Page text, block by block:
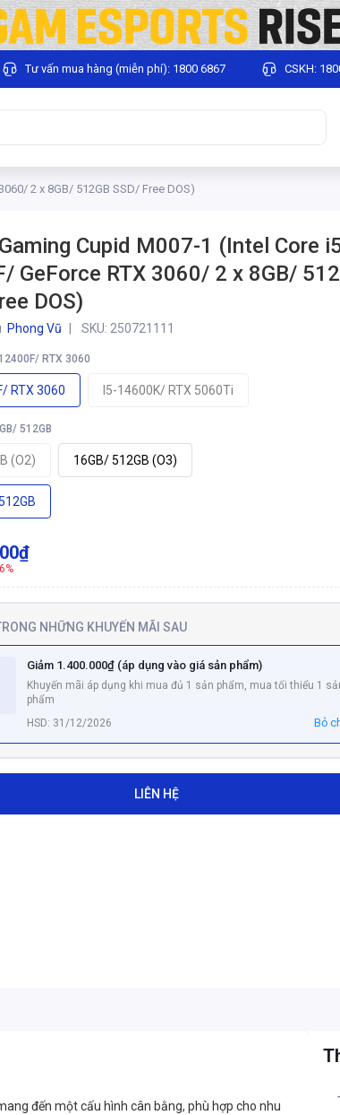
Tư vấn mua hàng (miễn phí): 1800 6867 CSKH:
2 x 8GB/ 512GB SSD/ Free DOS)
Cupid M007-1 (Intel Core
GeForce RTX 3060/ 2 x 8GB/
DOS)
Phong Vũ SKU: 250721111
RTX 3060
RTX 3060 I5-14600K/ RTX 5060Ti
512GB
(O2) 16GB/ 512GB (O3)
NHỮNG KHUYẾN MÃI SAU
Giảm 1.400.000₫ (áp dụng vào giá sản phẩm)
Khuyến mãi áp dụng khi mua đủ 1 sản phẩm, mua tối thiểu 1
phẩm
HSD: 31/12/2026
Bỏ
LIÊN HỆ
đến một cấu hình cân bằng, phù hợp cho nhu